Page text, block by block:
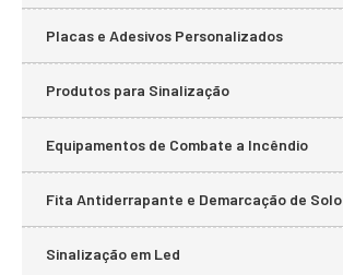
Placas e Adesivos Personalizados
Produtos para Sinalização
Equipamentos de Combate a Incêndio
Fita Antiderrapante e Demarcação de Solo
Sinalização em Led